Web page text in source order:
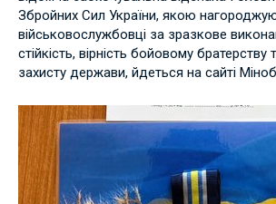
Збройних Сил України, якою
військовослужбовці за зразкове
стійкість, вірність бойовому братерству
захисту держави, йдеться на сайті